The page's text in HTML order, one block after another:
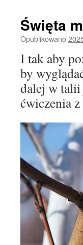
Święta
Opublikowano
I tak aby
by
dalej w
ćwiczenia